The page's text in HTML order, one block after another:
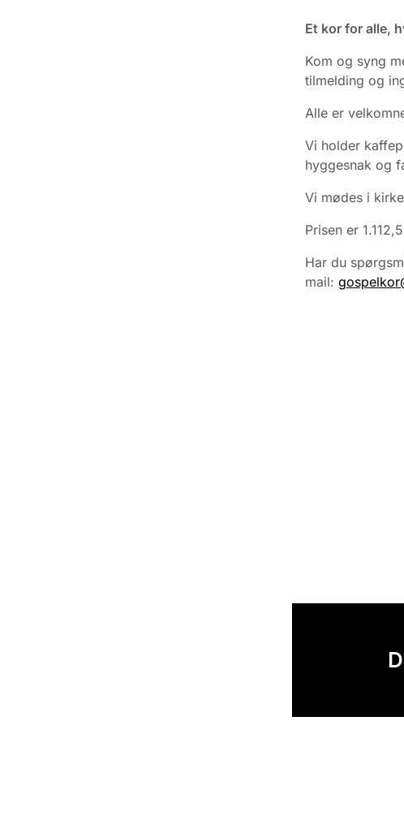
Et kor for alle,
Kom og syng
tilmelding og
Alle er
Vi holder
hyggesnak og
Vi mødes i
Prisen er
Har du
mail: